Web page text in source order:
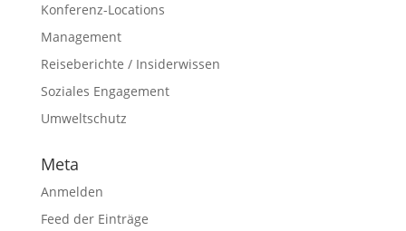
Konferenz-Locations
Management
Reiseberichte / Insiderwissen
Soziales Engagement
Umweltschutz
Meta
Anmelden
Feed der Einträge